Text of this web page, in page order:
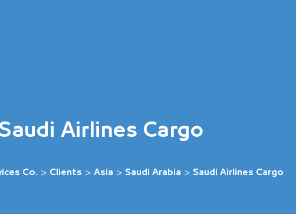
Airlines Cargo
Co. > Clients > Asia > Saudi Arabia > Saudi Airlines Cargo